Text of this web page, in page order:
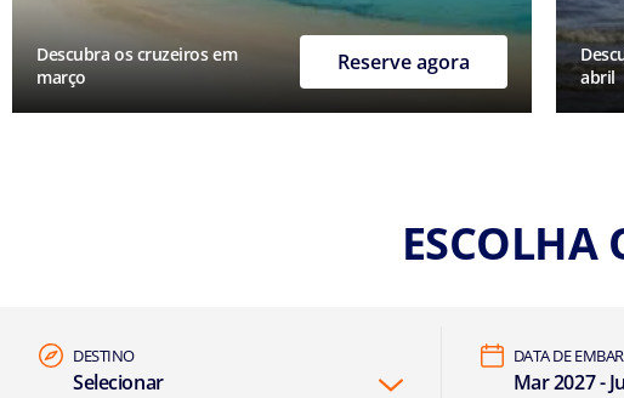
Descubra os cruzeiros em
março
Reserve agora
abril
ESCOLHA
DESTINO
Selecionar
DATA DE
Mar 2027 -